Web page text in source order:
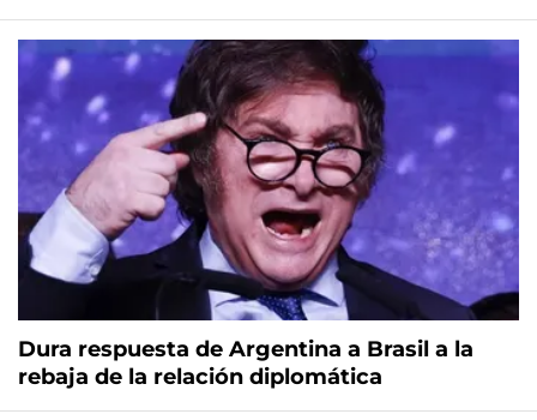
Dura respuesta de Argentina a Brasil a la
rebaja de la relación diplomática